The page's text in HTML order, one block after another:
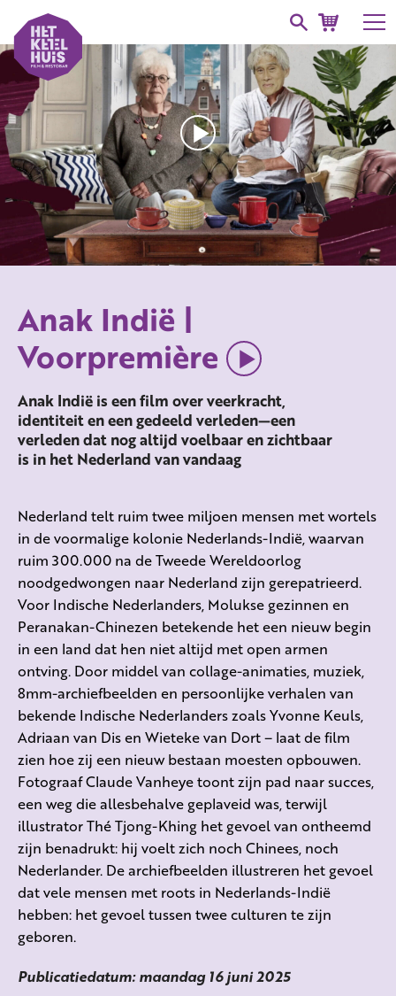
Anak Indië |
Voorpremière
Anak Indië is een film over veerkracht,
identiteit en een gedeeld verleden—een
verleden dat nog altijd voelbaar en zichtbaar
is in het Nederland van vandaag
Nederland telt ruim twee miljoen mensen met wortels
in de voormalige kolonie Nederlands-Indië, waarvan
ruim 300.000 na de Tweede Wereldoorlog
noodgedwongen naar Nederland zijn gerepatrieerd.
Voor Indische Nederlanders, Molukse gezinnen en
Peranakan-Chinezen betekende het een nieuw begin
in een land dat hen niet altijd met open armen
ontving. Door middel van collage-animaties, muziek,
8mm-archiefbeelden en persoonlijke verhalen van
bekende Indische Nederlanders zoals Yvonne Keuls,
Adriaan van Dis en Wieteke van Dort – laat de film
zien hoe zij een nieuw bestaan moesten opbouwen.
Fotograaf Claude Vanheye toont zijn pad naar succes,
een weg die allesbehalve geplaveid was, terwijl
illustrator Thé Tjong-Khing het gevoel van ontheemd
zijn benadrukt: hij voelt zich noch Chinees, noch
Nederlander. De archiefbeelden illustreren het gevoel
dat vele mensen met roots in Nederlands-Indië
hebben: het gevoel tussen twee culturen te zijn
geboren.
Publicatiedatum: maandag 16 juni 2025